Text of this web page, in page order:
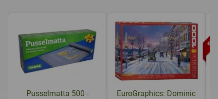
Pusselmatta 500 -
EuroGraphics: Dominic